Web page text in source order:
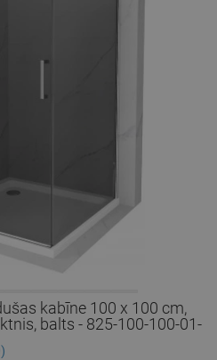
kabīne 100 x 100 cm,
balts - 825-100-100-01-